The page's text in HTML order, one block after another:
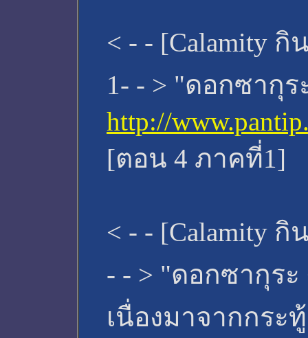
< - - [Calamity
1- - > "ดอกซากุร
http://
[ตอน 4 ภาคที่1]
< - - [Calamity
- - > "ดอกซากุระ
เนื่องมาจากกระ